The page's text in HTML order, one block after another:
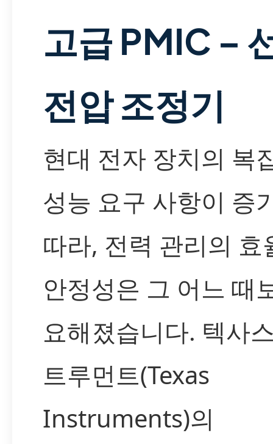
고급 PMIC –
전압 조정기
현대 전자 장치의 복
성능 요구 사항이 증
따라, 전력 관리의 효
안정성은 그 어느 때
요해졌습니다. 텍사
트루먼트(Texas
Instruments)의